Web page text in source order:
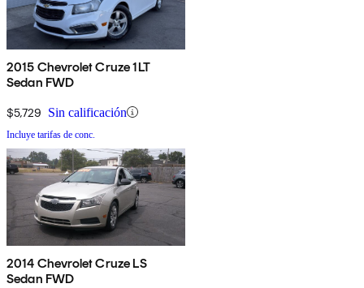
2015 Chevrolet Cruze 1LT
Sedan FWD
$5,729 Sin calificación
Incluye tarifas de conc.
2014 Chevrolet Cruze LS
Sedan FWD